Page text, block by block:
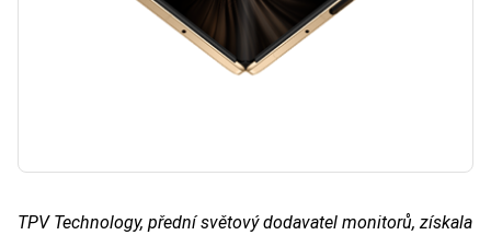
TPV Technology, přední světový dodavatel monitorů, získala